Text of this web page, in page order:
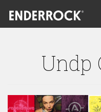
Undp